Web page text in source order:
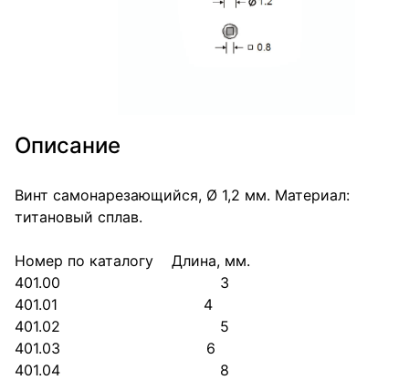
Описание
Винт самонарезающийся, Ø 1,2 мм. Материал:
титановый сплав.
Номер по каталогу Длина, мм.
401.00 3
401.01 4
401.02 5
401.03 6
401.04 8